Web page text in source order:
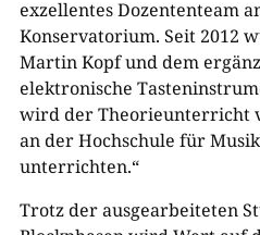
exzellentes Dozententeam
Konservatorium. Seit 2012
Martin Kopf und dem
elektronische
wird der Theorieunterricht
an der Hochschule für
unterrichten.“
Trotz der ausgearbeiteten